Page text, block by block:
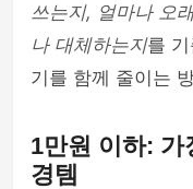
쓰는지, 얼마나 오
나 대체하는지를
기를 함께 줄이는
1만원 이하: 가
경템